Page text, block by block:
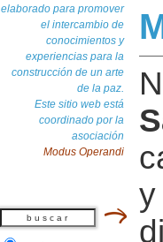
elaborado para promover
el intercambio de
conocimientos y
experiencias para la
construcción de un arte
de la paz.
Este sitio web está
coordinado por la
asociación
Modus Operandi